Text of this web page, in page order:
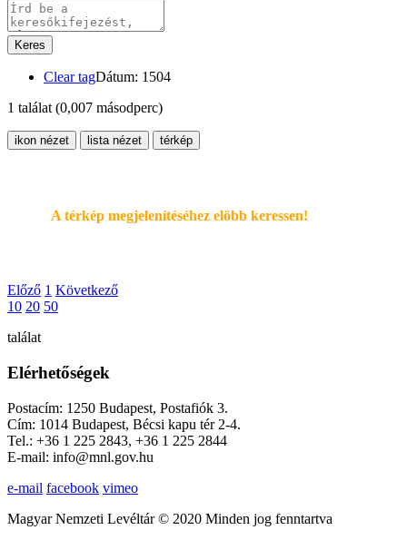
Keres
Clear tagDátum: 1504
1 találat (0,007 másodperc)
ikon nézet lista nézet térkép
A térkép megjelenítéséhez elöbb keressen!
Előző 1 Következő
10 20 50
találat
Elérhetőségek
Postacím: 1250 Budapest, Postafiók 3.
Cím: 1014 Budapest, Bécsi kapu tér 2-4.
Tel.: +36 1 225 2843, +36 1 225 2844
E-mail: info@mnl.gov.hu
e-mail facebook vimeo
Magyar Nemzeti Levéltár © 2020 Minden jog fenntartva